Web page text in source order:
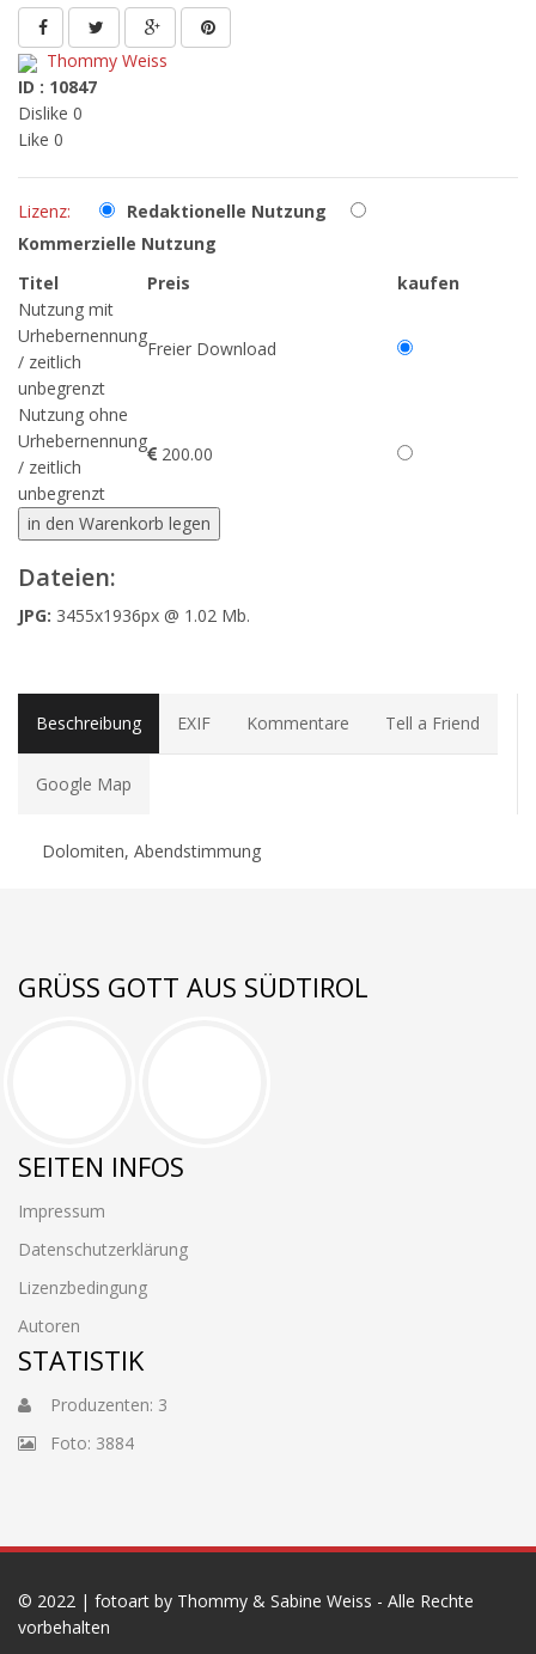
Thommy Weiss
ID : 10847
Dislike 0
Like 0
Lizenz:
Redaktionelle Nutzung
Kommerzielle Nutzung
Titel
Preis
kaufen
Nutzung mit
Urhebernennung
/ zeitlich
unbegrenzt
Freier Download
Nutzung ohne
Urhebernennung
/ zeitlich
unbegrenzt
200.00
Dateien:
JPG: 3455x1936px @ 1.02 Mb.
Beschreibung EXIF Kommentare Tell a Friend
Google Map
Dolomiten, Abendstimmung
GRÜSS GOTT AUS SÜDTIROL
SEITEN INFOS
Impressum
Datenschutzerklärung
Lizenzbedingung
Autoren
STATISTIK
Produzenten: 3
Foto: 3884
© 2022 | fotoart by Thommy & Sabine Weiss - Alle Rechte
vorbehalten